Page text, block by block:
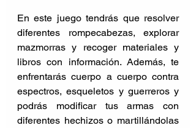
En este juego tendrás que resolver
diferentes rompecabezas, explorar
mazmorras y recoger materiales y
libros con información. Además, te
enfrentarás cuerpo a cuerpo contra
espectros, esqueletos y guerreros y
podrás modificar tus armas con
diferentes hechizos o martillándolas